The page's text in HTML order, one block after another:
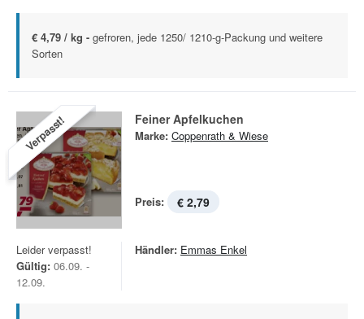
€ 4,79 / kg - gefroren, jede 1250/ 1210-g-Packung und weitere
Sorten
Verpasst! Feiner Apfelkuchen
Marke: Coppenrath & Wiese
Preis: € 2,79
Leider verpasst!
Gültig: 06.09. -
12.09.
Händler: Emmas Enkel